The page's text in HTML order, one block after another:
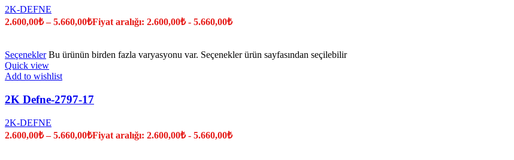
2K-DEFNE
2.600,00₺ –5.660,00₺Fiyat aralığı: 2.600,00₺ - 5.660,00₺
Seçenekler Bu ürünün birden fazla varyasyonu var. Seçenekler ürün sayfasından seçilebilir
Quick view
Add to wishlist
2K Defne-2797-17
2K-DEFNE
2.600,00₺ –5.660,00₺Fiyat aralığı: 2.600,00₺ - 5.660,00₺